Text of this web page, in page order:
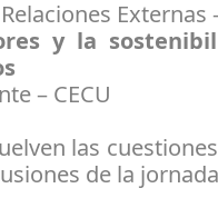
Externas
y la
– CECU
las cuestiones
de la jornada